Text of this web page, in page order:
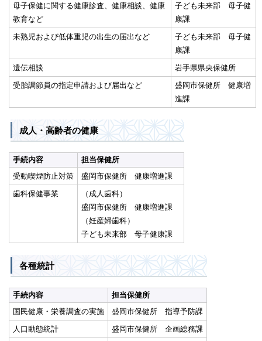
母子保健に関する健康診査、健康相談、健康
教育など
子ども未来部 母子健
康課
未熟児および低体重児の出生の届出など
子ども未来部 母子健
康課
遺伝相談
岩手県県央保健所
受胎調節員の指定申請および届出など
盛岡市保健所 健康増
進課
成人・高齢者の健康
手続内容
担当保健所
受動喫煙防止対策
盛岡市保健所 健康増進課
歯科保健事業
（成人歯科）
盛岡市保健所 健康増進課
（妊産婦歯科）
子ども未来部 母子健康課
各種統計
手続内容
担当保健所
国民健康・栄養調査の実施
盛岡市保健所 指導予防課
人口動態統計
盛岡市保健所 企画総務課